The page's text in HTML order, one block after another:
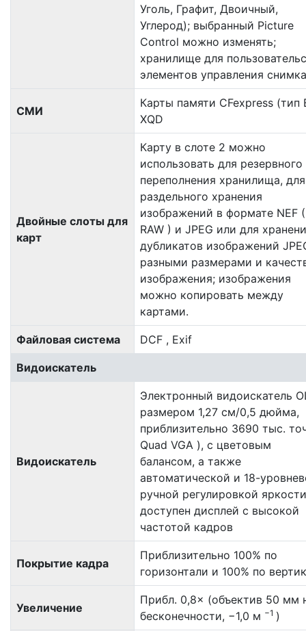
Уголь, Графит, Двоичный,
Углерод); выбранный Picture
Control можно изменять;
хранилище для
элементов управления
СМИ
Карты памяти CFexpress (тип
XQD
Двойные слоты для
карт
Карту в слоте 2 можно
использовать для
переполнения хранилища, для
раздельного хранения
изображений в формате NEF (
RAW ) и JPEG или для
дубликатов изображений
разными размерами и
изображения; изображения
можно копировать между
картами.
Файловая система DCF , Exif
Видоискатель
Видоискатель
Электронный видоискатель
размером 1,27 см/0,5 дюйма,
приблизительно 3690 тыс.
Quad VGA ), с цветовым
балансом, а также
автоматической и 18-
ручной регулировкой
доступен дисплей с высокой
частотой кадров
Покрытие кадра
Приблизительно 100% по
горизонтали и 100% по
Увеличение
Прибл. 0,8× (объектив 50 мм
бесконечности, −1,0 м −1 )